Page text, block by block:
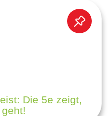
Die 5e zeigt,
geht!